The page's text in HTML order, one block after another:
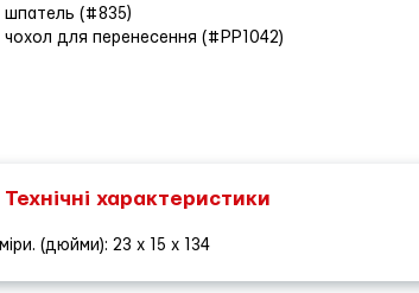
1 шпатель (#835)
1 чохол для перенесення (#PP1042)
Технічні характеристики
(дюйми): 23 x 15 x 134